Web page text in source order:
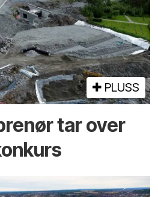
PLUSS
tar over